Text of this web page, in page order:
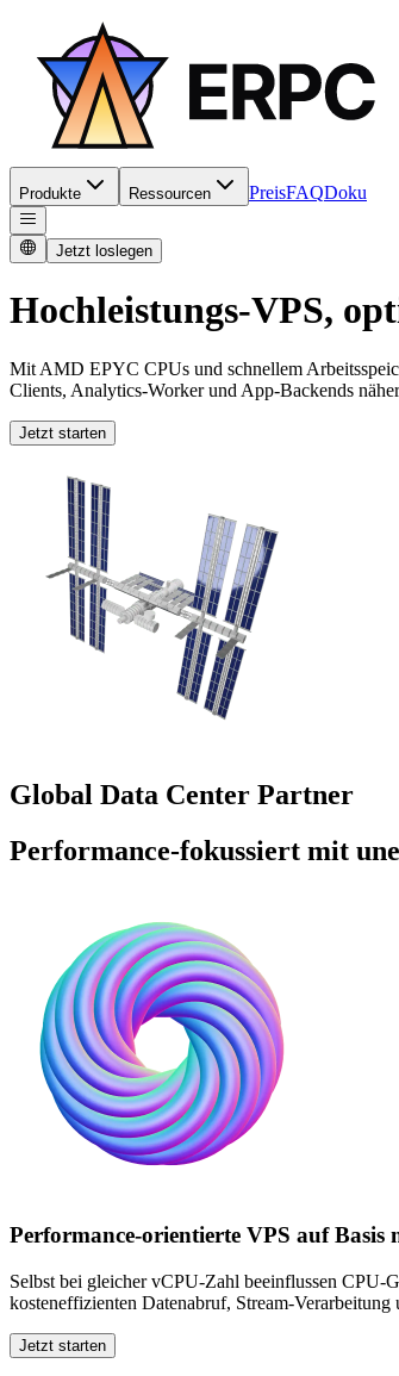
Produkte Ressourcen PreisFAQDoku
Jetzt loslegen
Hochleistungs-VPS,
Mit AMD EPYC CPUs und schnellem
Clients, Analytics-Worker und App-Backends
Jetzt starten
Global Data Center Partner
Performance-fokussiert mit
Performance-orientierte VPS auf Basis
Selbst bei gleicher vCPU-Zahl beeinflussen CPU-
kosteneffizienten Datenabruf, Stream-
Jetzt starten